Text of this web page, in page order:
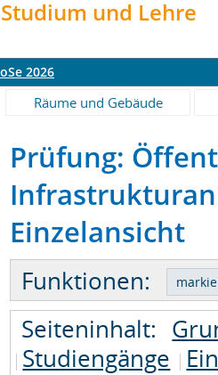
und Lehre
2026
Räume und Gebäude
Prüfung:
Einzelansicht
Funktionen:
Seiteninhalt:
Studiengänge